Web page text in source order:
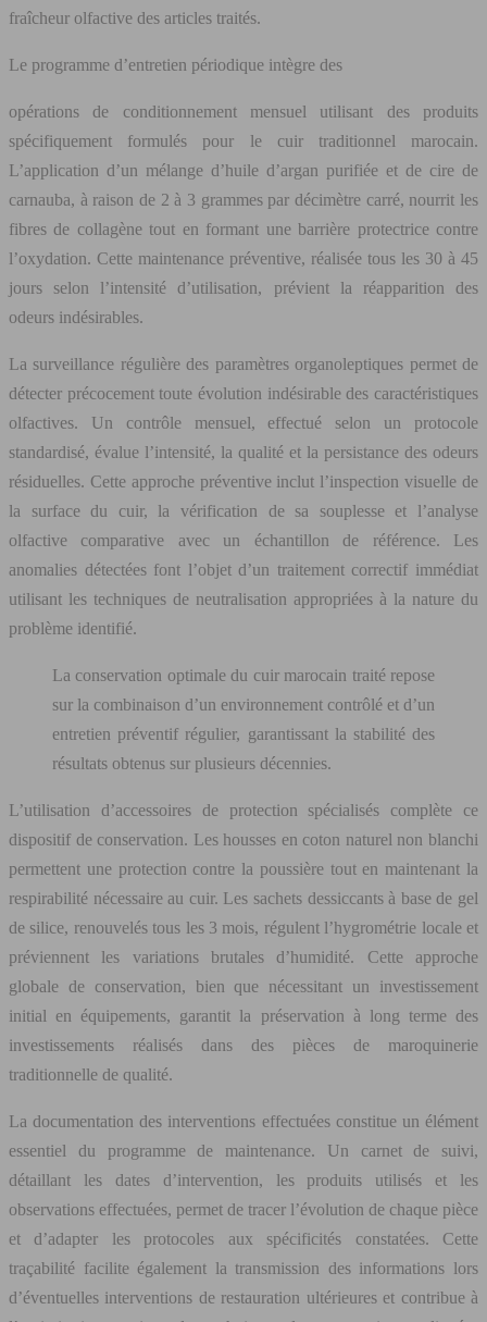
fraîcheur olfactive des articles traités.
Le programme d’entretien périodique intègre des
opérations de conditionnement mensuel utilisant des produits
spécifiquement formulés pour le cuir traditionnel marocain.
L’application d’un mélange d’huile d’argan purifiée et de cire de
carnauba, à raison de 2 à 3 grammes par décimètre carré, nourrit les
fibres de collagène tout en formant une barrière protectrice contre
l’oxydation. Cette maintenance préventive, réalisée tous les 30 à 45
jours selon l’intensité d’utilisation, prévient la réapparition des
odeurs indésirables.
La surveillance régulière des paramètres organoleptiques permet de
détecter précocement toute évolution indésirable des caractéristiques
olfactives. Un contrôle mensuel, effectué selon un protocole
standardisé, évalue l’intensité, la qualité et la persistance des odeurs
résiduelles. Cette approche préventive inclut l’inspection visuelle de
la surface du cuir, la vérification de sa souplesse et l’analyse
olfactive comparative avec un échantillon de référence. Les
anomalies détectées font l’objet d’un traitement correctif immédiat
utilisant les techniques de neutralisation appropriées à la nature du
problème identifié.
La conservation optimale du cuir marocain traité repose
sur la combinaison d’un environnement contrôlé et d’un
entretien préventif régulier, garantissant la stabilité des
résultats obtenus sur plusieurs décennies.
L’utilisation d’accessoires de protection spécialisés complète ce
dispositif de conservation. Les housses en coton naturel non blanchi
permettent une protection contre la poussière tout en maintenant la
respirabilité nécessaire au cuir. Les sachets dessiccants à base de gel
de silice, renouvelés tous les 3 mois, régulent l’hygrométrie locale et
préviennent les variations brutales d’humidité. Cette approche
globale de conservation, bien que nécessitant un investissement
initial en équipements, garantit la préservation à long terme des
investissements réalisés dans des pièces de maroquinerie
traditionnelle de qualité.
La documentation des interventions effectuées constitue un élément
essentiel du programme de maintenance. Un carnet de suivi,
détaillant les dates d’intervention, les produits utilisés et les
observations effectuées, permet de tracer l’évolution de chaque pièce
et d’adapter les protocoles aux spécificités constatées. Cette
traçabilité facilite également la transmission des informations lors
d’éventuelles interventions de restauration ultérieures et contribue à